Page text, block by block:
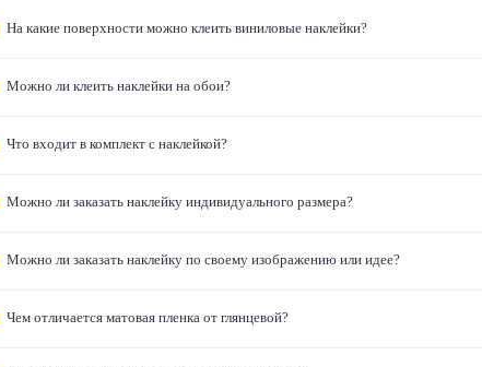
На какие поверхности можно клеить виниловые наклейки?
Можно ли клеить наклейки на обои?
Что входит в комплект с наклейкой?
Можно ли заказать наклейку индивидуального размера?
Можно ли заказать наклейку по своему изображению или идее?
Чем отличается матовая пленка от глянцевой?